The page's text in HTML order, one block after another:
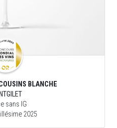
BLANCHE
sans IG
2025